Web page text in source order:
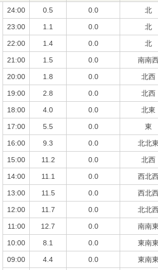
24:00 0.5 0.0 北
23:00 1.1 0.0 北
22:00 1.4 0.0 北
21:00 1.5 0.0 南南
20:00 1.8 0.0 北西
19:00 2.8 0.0 北西
18:00 4.0 0.0 北東
17:00 5.5 0.0 東
16:00 9.3 0.0 北北東
15:00 11.2 0.0 北西
14:00 11.1 0.0 西北
13:00 11.5 0.0 西北
12:00 11.7 0.0 北北
11:00 12.7 0.0 南南東
10:00 8.1 0.0 東南東
09:00 4.4 0.0 東南東